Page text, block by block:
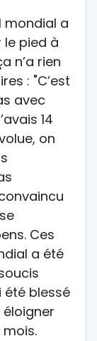
mondial a
pied à
n’a rien
: "C’est
avec
14
on
Ces
a été
été blessé